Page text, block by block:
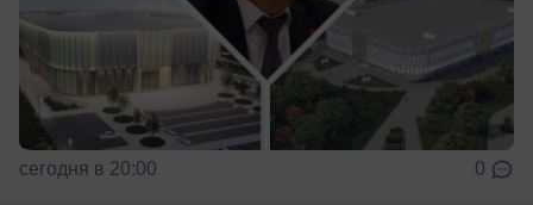
сегодня в 20:00 0